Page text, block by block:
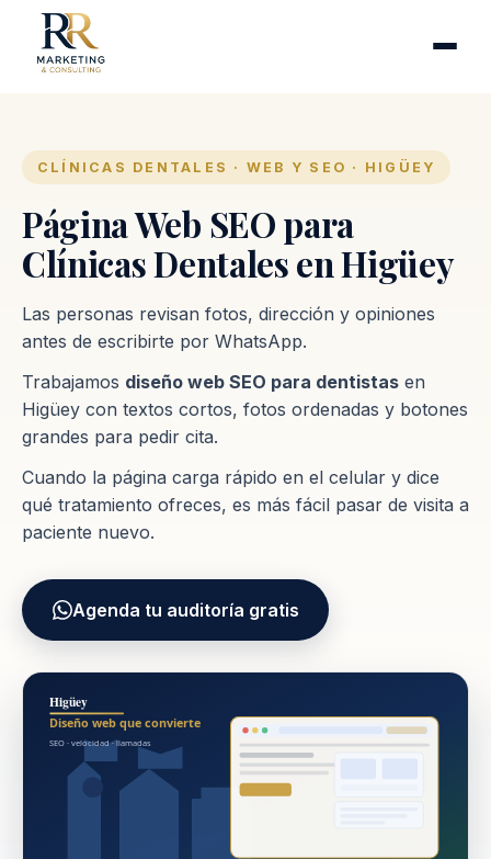
Industrias
Proceso
Contacto
CLÍNICAS DENTALES · WEB Y SEO · HIGÜEY
Página Web SEO para
Clínicas Dentales en Higüey
Las personas revisan fotos, dirección y opiniones
antes de escribirte por WhatsApp.
Trabajamos diseño web SEO para dentistas en
Higüey con textos cortos, fotos ordenadas y botones
grandes para pedir cita.
Cuando la página carga rápido en el celular y dice
qué tratamiento ofreces, es más fácil pasar de visita a
paciente nuevo.
Agenda tu auditoría gratis